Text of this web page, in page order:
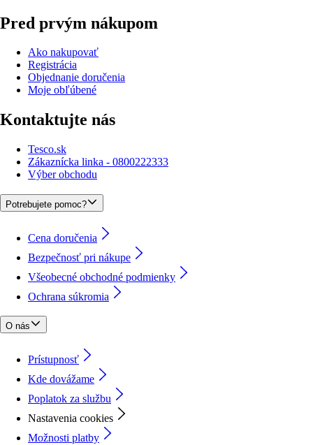
Pred prvým nákupom
Ako nakupovať
Registrácia
Objednanie doručenia
Moje obľúbené
Kontaktujte nás
Tesco.sk
Zákaznícka linka - 0800222333
Výber obchodu
Potrebujete pomoc?
Cena doručenia
Bezpečnosť pri nákupe
Všeobecné obchodné podmienky
Ochrana súkromia
O nás
Prístupnosť
Kde dovážame
Poplatok za službu
Nastavenia cookies
Možnosti platby